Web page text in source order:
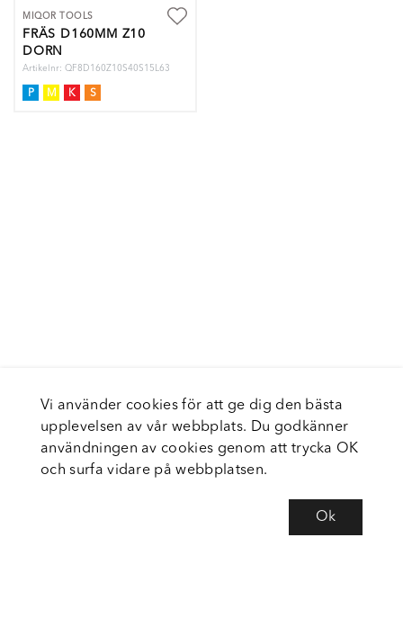
MIQOR TOOLS
FRÄS D160MM Z10
DORN
Artikelnr: QF8D160Z10S40S15L63
P M K S
Vi använder cookies för att ge dig den bästa
upplevelsen av vår webbplats. Du godkänner
användningen av cookies genom att trycka OK
och surfa vidare på webbplatsen.
Ok